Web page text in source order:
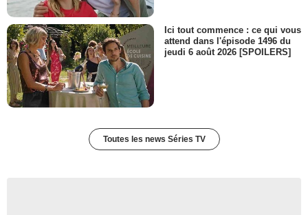
Ici tout commence : ce qui vous
attend dans l'épisode 1496 du
jeudi 6 août 2026 [SPOILERS]
Toutes les news Séries TV